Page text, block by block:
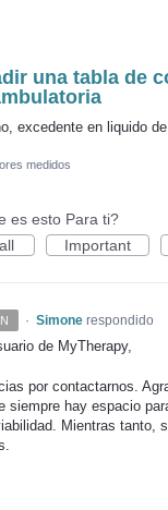
una tabla de
excedente en liquido
medidos
es esto Para ti?
Important
· Simone respondido
de MyTherapy,
por contactarnos.
siempre hay espacio
Mientras tanto,